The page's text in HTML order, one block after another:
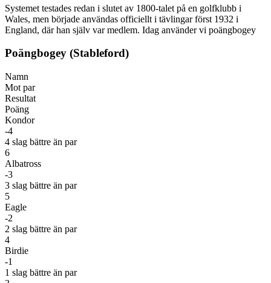
Systemet testades redan i slutet av 1800-talet på en golfklubb i
Wales, men började användas officiellt i tävlingar först 1932 i
England, där han själv var medlem. Idag använder vi poängbogey
Poängbogey (Stableford)
Namn
Mot par
Resultat
Poäng
Kondor
-4
4 slag bättre än par
6
Albatross
-3
3 slag bättre än par
5
Eagle
-2
2 slag bättre än par
4
Birdie
-1
1 slag bättre än par